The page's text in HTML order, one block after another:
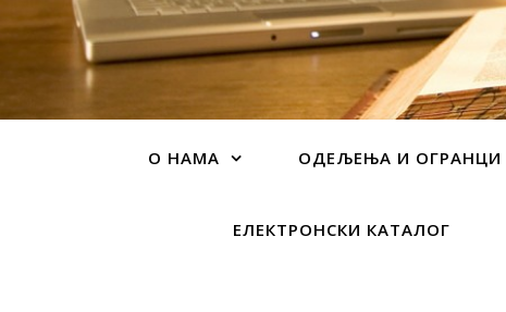
О НАМА ОДЕЉЕЊА И ОГРАНЦИ
ЕЛЕКТРОНСКИ КАТАЛОГ